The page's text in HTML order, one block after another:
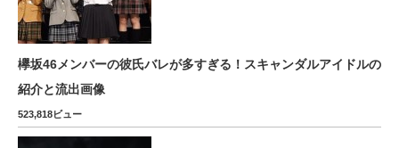
欅坂46メンバーの彼氏バレが多すぎる！スキャンダルアイドルの
紹介と流出画像
523,818ビュー